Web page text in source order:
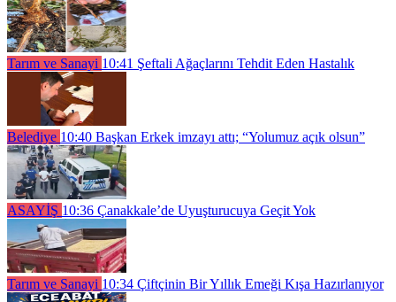
Tarım ve Sanayi 10:41 Şeftali Ağaçlarını Tehdit Eden Hastalık
Belediye 10:40 Başkan Erkek imzayı attı; “Yolumuz açık olsun”
ASAYİŞ 10:36 Çanakkale’de Uyuşturucuya Geçit Yok
Tarım ve Sanayi 10:34 Çiftçinin Bir Yıllık Emeği Kışa Hazırlanıyor